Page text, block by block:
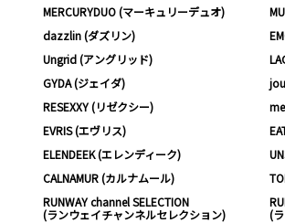
MERCURYDUO (マーキュリーデュオ)
dazzlin (ダズリン)
Ungrid (アングリッド)
GYDA (ジェイダ)
RESEXXY (リゼクシー)
EVRIS (エヴリス)
ELENDEEK (エレンディーク)
CALNAMUR (カルナムール)
RUNWAY channel SELECTION
(ランウェイチャンネルセレクション)
(